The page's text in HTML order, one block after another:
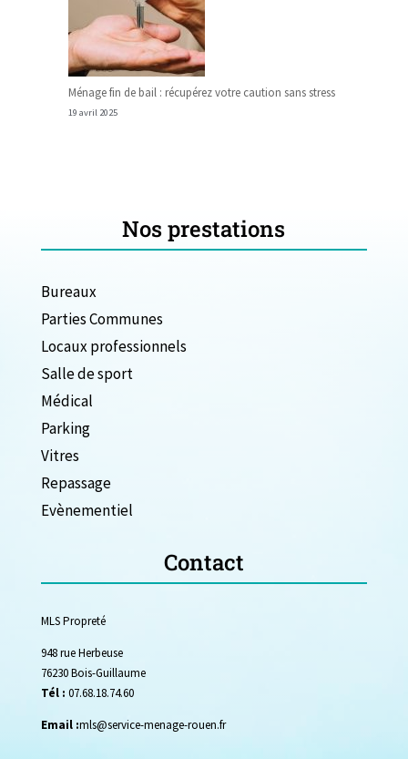
Ménage fin de bail : récupérez votre caution sans stress
19 avril 2025
Nos prestations
Bureaux
Parties Communes
Locaux professionnels
Salle de sport
Médical
Parking
Vitres
Repassage
Evènementiel
Contact
MLS Propreté
948 rue Herbeuse
76230 Bois-Guillaume
Tél : 07.68.18.74.60
Email :mls@service-menage-rouen.fr